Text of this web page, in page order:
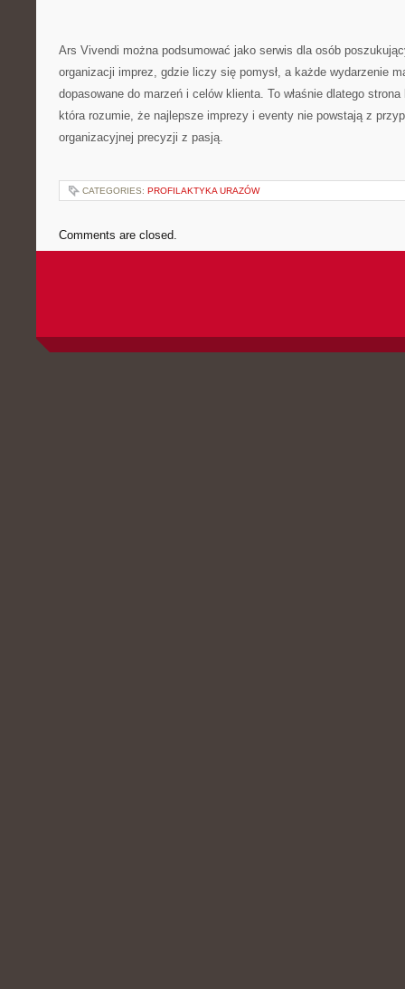
Ars Vivendi można podsumować jako serwis dla osób
organizacji imprez, gdzie liczy się pomysł, a każde wydarzenie
dopasowane do marzeń i celów klienta. To właśnie dlatego
która rozumie, że najlepsze imprezy i eventy nie powstają z
organizacyjnej precyzji z pasją.
CATEGORIES: PROFILAKTYKA URAZÓW
Comments are closed.